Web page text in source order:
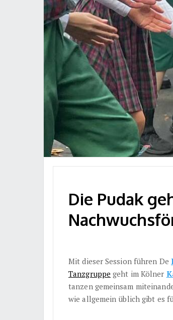
Die Pudak
Mit dieser Session führen De
Tanzgruppe geht im Kölner
tanzen gemeinsam
wie allgemein üblich gibt es